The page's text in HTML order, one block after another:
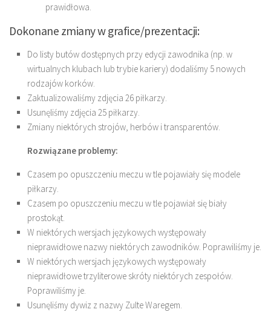
prawidłowa.
Dokonane zmiany w grafice/prezentacji:
Do listy butów dostępnych przy edycji zawodnika (np. w
wirtualnych klubach lub trybie kariery) dodaliśmy 5 nowych
rodzajów korków.
Zaktualizowaliśmy zdjęcia 26 piłkarzy.
Usunęliśmy zdjęcia 25 piłkarzy.
Zmiany niektórych strojów, herbów i transparentów.
Rozwiązane problemy:
Czasem po opuszczeniu meczu w tle pojawiały się modele
piłkarzy.
Czasem po opuszczeniu meczu w tle pojawiał się biały
prostokąt.
W niektórych wersjach językowych występowały
nieprawidłowe nazwy niektórych zawodników. Poprawiliśmy je.
W niektórych wersjach językowych występowały
nieprawidłowe trzyliterowe skróty niektórych zespołów.
Poprawiliśmy je.
Usunęliśmy dywiz z nazwy Zulte Waregem.